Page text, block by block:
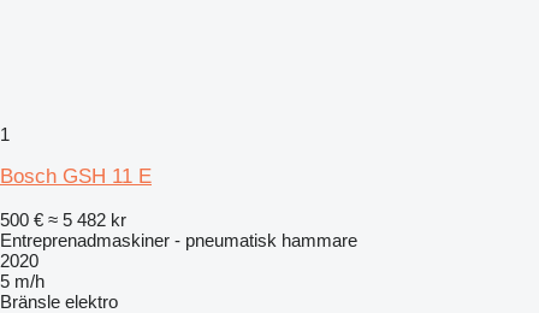
1
Bosch GSH 11 E
500 € ≈ 5 482 kr
Entreprenadmaskiner - pneumatisk hammare
2020
5 m/h
Bränsle elektro